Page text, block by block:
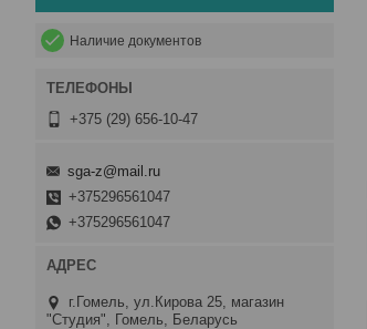
Наличие документов
+375 (29) 656-10-47
sga-z@mail.ru
+375296561047
+375296561047
г.Гомель, ул.Кирова 25, магазин
"Студия", Гомель, Беларусь